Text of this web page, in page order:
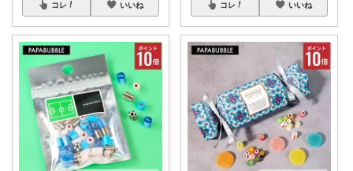
コレ いいね コレ いいね